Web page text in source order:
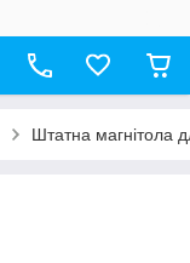
Штатна магнітола